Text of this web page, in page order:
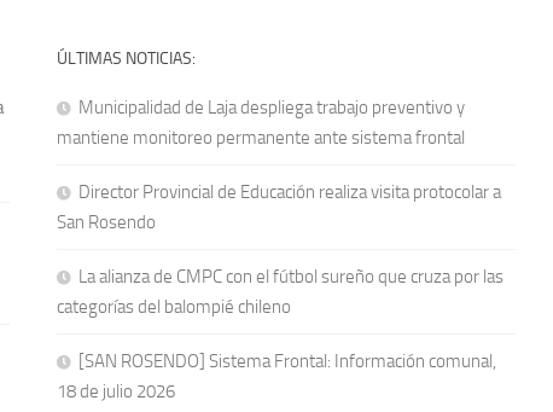
ÚLTIMAS NOTICIAS:
Municipalidad de Laja despliega trabajo preventivo y
mantiene monitoreo permanente ante sistema frontal
Director Provincial de Educación realiza visita protocolar a
San Rosendo
La alianza de CMPC con el fútbol sureño que cruza por las
categorías del balompié chileno
[SAN ROSENDO] Sistema Frontal: Información comunal,
18 de julio 2026